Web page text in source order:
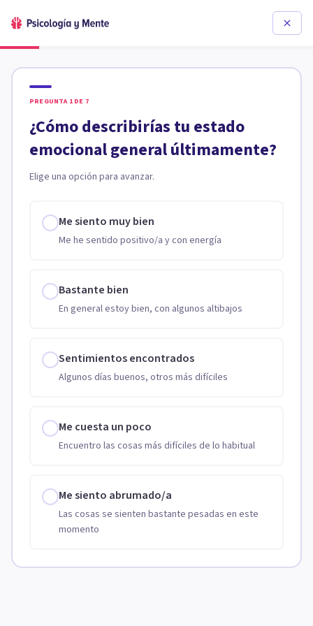
PREGUNTA 1 DE 7
¿Cómo describirías tu estado
emocional general últimamente?
Elige una opción para avanzar.
Me siento muy bien
Me he sentido positivo/a y con energía
Bastante bien
En general estoy bien, con algunos altibajos
Sentimientos encontrados
Algunos días buenos, otros más difíciles
Me cuesta un poco
Encuentro las cosas más difíciles de lo habitual
Me siento abrumado/a
Las cosas se sienten bastante pesadas en este
momento